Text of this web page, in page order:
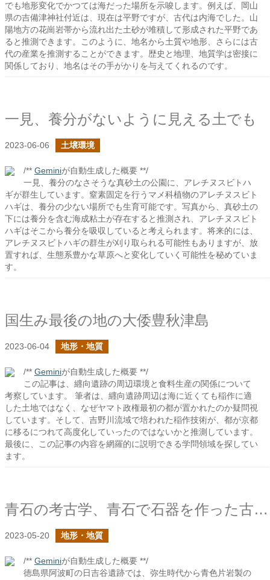
でも地形変化でかつては海だった場所を示唆します。例えば、岡山
県の吉備津神社付近は、現在は平野ですが、古代は内海でした。山
陽地方の花崗岩帯から流れ出た土砂が堆積して形成された平野であ
ると推測できます。このように、地名から土質や地形、さらには古
代の産業を推測することができます。歴史と地理、地質学は密接に
関係しており、地名はその手がかりを与えてくれるのです。
一見、養分がないように見える土でも
2023-06-06 土壌環境
/** Geminiが自動生成した概要 **/
一見、養分のなさそうな真砂土の公園に、アレチヌスビトハ
ギが群生しています。窒素固定を行うマメ科植物のアレチヌスビト
ハギは、養分の少ない場所でも生育可能です。写真から、真砂土の
下には養分を含む海成粘土が存在すると推測され、アレチヌスビト
ハギはそこから養分を吸収していると考えられます。将来的には、
アレチヌスビトハギの群生が刈り取られる可能性もありますが、放
置すれば、生態系豊かな草原へと変化していく可能性を秘めていま
す。
国生み最後の地の大倭豊秋津島
2023-06-04 地形・地質
/** Geminiが自動生成した概要 **/
この記事は、纒向遺跡の周辺環境と食料生産の関係について
考察しています。 筆者は、纒向遺跡周辺は海に近くても稲作に適
した土地ではなく、なぜヤマト政権最初の都が置かれたのか疑問視
しています。そして、吉野川流域で培われた稲作技術が、都が京都
に移るにつれて高度化していったのではないかと推測しています。
最後に、この記事の内容を網羅的に説明できる学問領域を探してい
ます。
青石の考古学、青石で石器を作った古代人
2023-05-20 地形・地質
/** Geminiが自動生成した概要 **/
徳島県阿波町の日吉谷遺跡では、弥生時代から青色片岩製の